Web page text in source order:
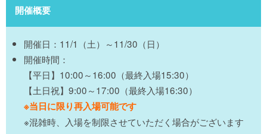
開催概要
開催日：11/1（土）～11/30（日）
開催時間：
【平日】10:00～16:00（最終入場15:30）
【土日祝】9:00～17:00（最終入場16:30）
※当日に限り再入場可能です
※混雑時、入場を制限させていただく場合がございます